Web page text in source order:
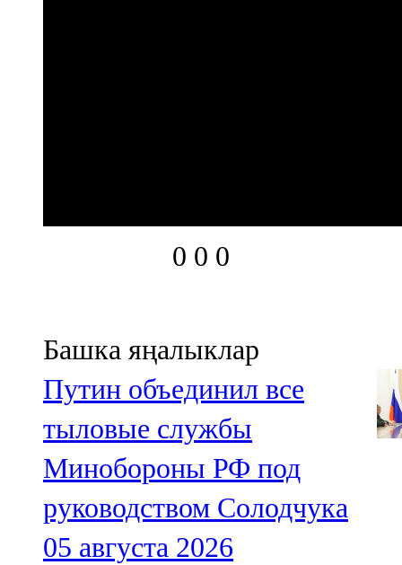
0 0 0
Башка яңалыклар
Путин объединил все
тыловые службы
Минобороны РФ под
руководством Солодчука
05 августа 2026